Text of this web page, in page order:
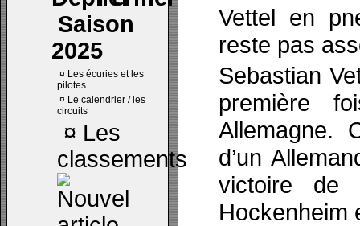
Saison
2025
¤ Les écuries et les
pilotes
¤ Le calendrier / les
circuits
¤ Les
classements
Vettel en
reste pas
Sebastian
première
Allemagne.
d’un
victoire de
Hockenheim